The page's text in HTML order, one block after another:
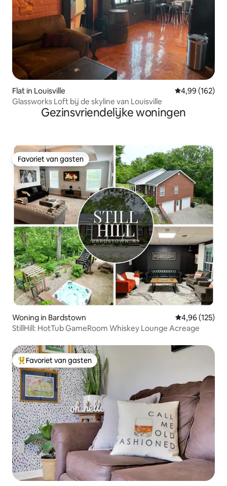
Flat in Louisville Gemiddelde
4,99 (162)
Glassworks Loft bij de skyline van Louisville
Gezinsvriendelijke woningen
Favoriet van gasten
Favoriet van gasten
Woning in Bardstown Gemiddelde
4,96 (125)
StillHill: HotTub GameRoom Whiskey Lounge Acreage
Topfavoriet van gasten
Favoriet van gasten